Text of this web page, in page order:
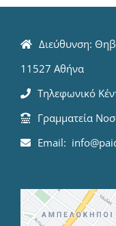
Διεύθυνση:
11527 Αθήνα
Τηλεφωνικό
Γραμματεία
Email: